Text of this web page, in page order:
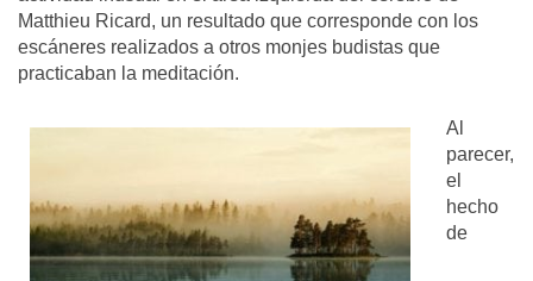
Matthieu Ricard, un resultado que corresponde con los
escáneres realizados a otros monjes budistas que
practicaban la meditación.
Al
parecer,
el
hecho
de